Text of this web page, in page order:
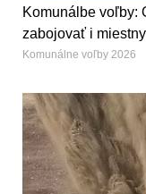
Komunálbe voľby:
zabojovať i
Komunálne voľby 2026